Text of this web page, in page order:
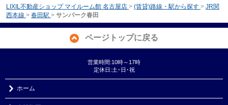
LIXIL不動産ショップ マイルーム館 名古屋店 > (賃貸)路線・駅から探す > JR関
西本線 > 春田駅 > サンパーク春田
ページトップに戻る
営業時間:10時～17時
定休日:土･日･祝
ホーム